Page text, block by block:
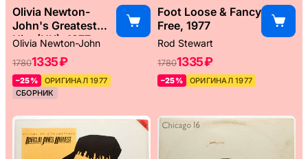
Olivia Newton-
John's Greatest
Hits (UK), 1977
Olivia Newton-John
17801335 ₽
–25%
ОРИГИНАЛ 1977
СБОРНИК
Foot Loose & Fancy
Free, 1977
Rod Stewart
17801335 ₽
–25% ОРИГИНАЛ 1977